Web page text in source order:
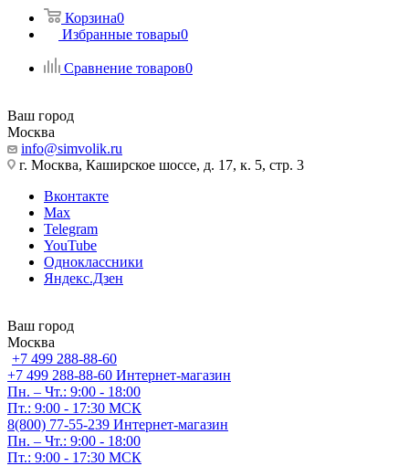
Корзина0
Избранные товары0
Сравнение товаров0
Ваш город
Москва
info@simvolik.ru
г. Москва, Каширское шоссе, д. 17, к. 5, стр. 3
Вконтакте
Max
Telegram
YouTube
Одноклассники
Яндекс.Дзен
Ваш город
Москва
+7 499 288-88-60
+7 499 288-88-60 Интернет-магазин
Пн. – Чт.: 9:00 - 18:00
Пт.: 9:00 - 17:30 МСК
8(800) 77-55-239 Интернет-магазин
Пн. – Чт.: 9:00 - 18:00
Пт.: 9:00 - 17:30 МСК